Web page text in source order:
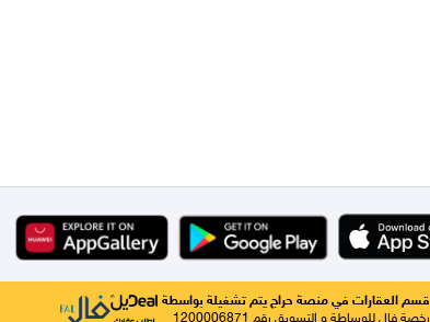
قسم العقارات في منصة حراج يتم تشغيلة بواسطة
رخصة فال للوساطة و التسويق رقم 1200006871